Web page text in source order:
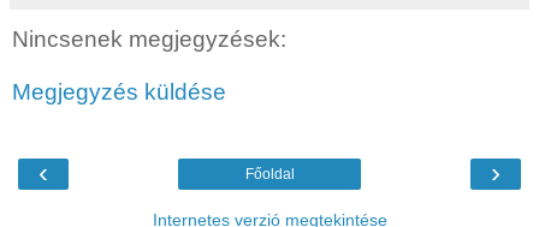
Nincsenek megjegyzések:
Megjegyzés küldése
‹ ›
Főoldal
Internetes verzió megtekintése